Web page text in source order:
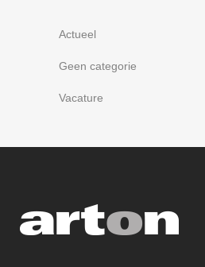
Actueel
Geen categorie
Vacature